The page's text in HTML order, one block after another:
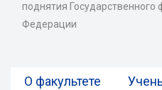
поднятия Государственного
Федерации
О факультете